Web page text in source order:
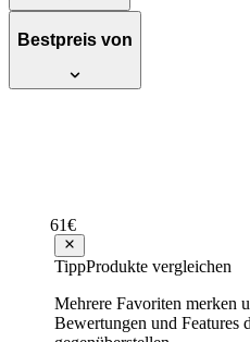
Bestpreis von
Hervorragend
61€
120,54 €
SPYRA SpyraFour,
TippProdukte vergleichen
Mehrere Favoriten merken
Bewertungen und Features